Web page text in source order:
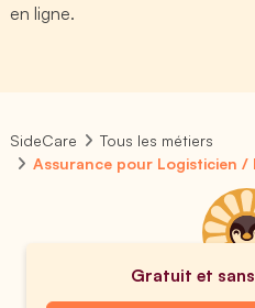
en ligne.
SideCare
Tous les métiers
Assurance pour Logisticien /
Gratuit et